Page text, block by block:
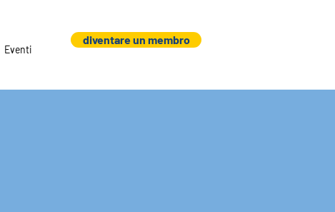
Eventi
diventare un membro